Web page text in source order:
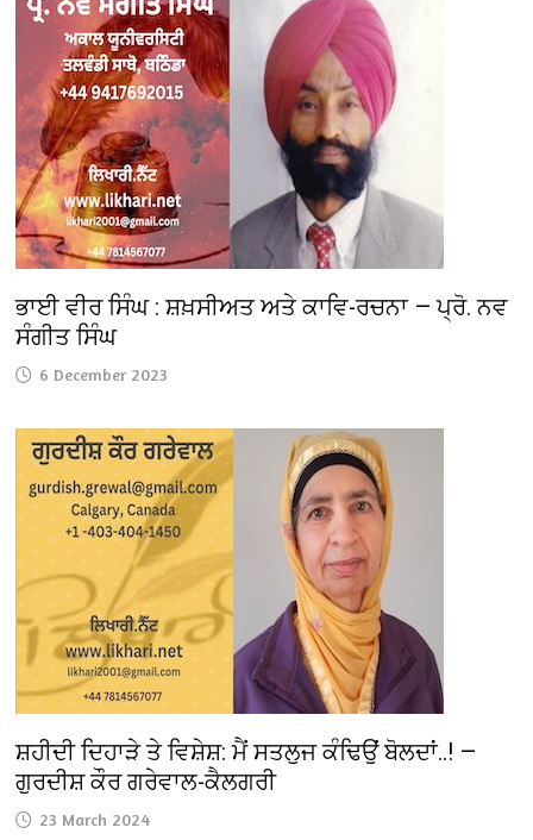
ਭਾਈ ਵੀਰ ਸਿੰਘ : ਸ਼ਖ਼ਸੀਅਤ ਅਤੇ ਕਾਵਿ-ਰਚਨਾ — ਪ੍ਰੋ. ਨਵ
ਸੰਗੀਤ ਸਿੰਘ
6 December 2023
ਸ਼ਹੀਦੀ ਦਿਹਾੜੇ ਤੇ ਵਿਸ਼ੇਸ਼: ਮੈਂ ਸਤਲੁਜ ਕੰਢਿਉਂ ਬੋਲਦਾਂ..! —
ਗੁਰਦੀਸ਼ ਕੌਰ ਗਰੇਵਾਲ-ਕੈਲਗਰੀ
23 March 2024